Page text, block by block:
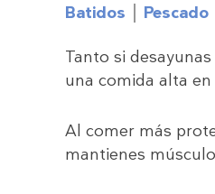
Batidos
Pescado
Tanto si
una comida alta
Al comer más
mantienes